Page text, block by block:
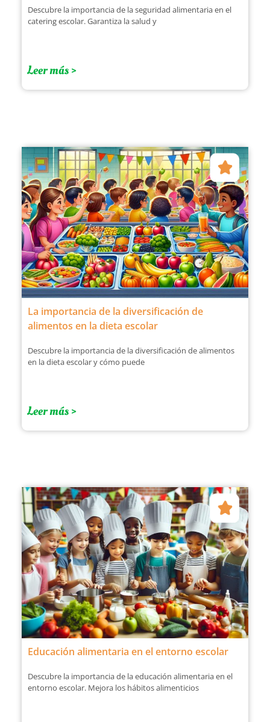
Descubre la importancia de la seguridad alimentaria en el
catering escolar. Garantiza la salud y
Leer más >
La importancia de la diversificación de
alimentos en la dieta escolar
Descubre la importancia de la diversificación de alimentos
en la dieta escolar y cómo puede
Leer más >
Educación alimentaria en el entorno escolar
Descubre la importancia de la educación alimentaria en el
entorno escolar. Mejora los hábitos alimenticios